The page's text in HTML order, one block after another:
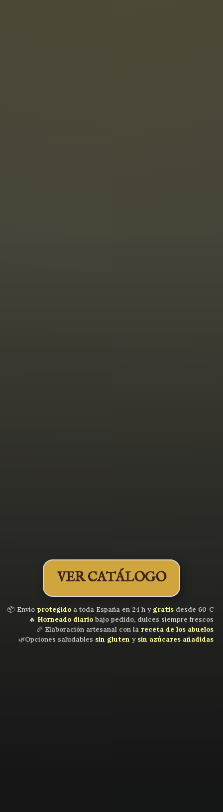
VER CATÁLOGO
📦 Envío protegido a toda España en 24 h y gratis desde 60 €
🔥 Horneado diario bajo pedido, dulces siempre frescos
🥖 Elaboración artesanal con la receta de los abuelos
🌿Opciones saludables sin gluten y sin azúcares añadidas